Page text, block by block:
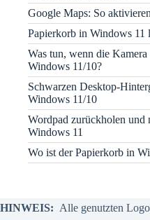
Google Maps: So
Papierkorb in Windows 11
Was tun, wenn die
Windows 11/10?
Schwarzen Desktop-
Windows 11/10
Wordpad zurückholen und
Windows 11
Wo ist der Papierkorb in
HINWEIS: Alle genutzten